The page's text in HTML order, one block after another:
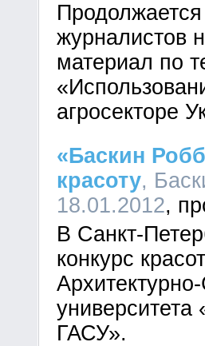
журналистов
материал по
агросекторе
«Баскин
красоту,
18.01.2012
В Санкт-
конкурс
ГАСУ».